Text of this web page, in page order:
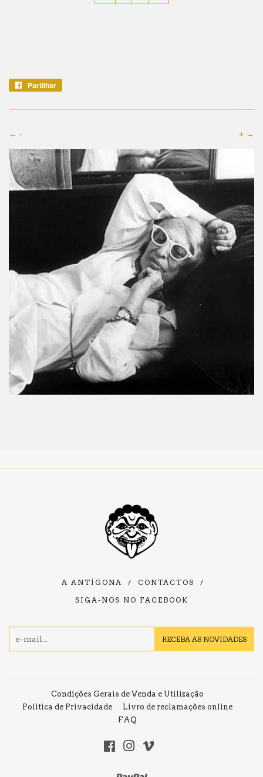
Partilhar
Facebook
← - + →
A ANTÍGONA / CONTACTOS /
SIGA-NOS NO FACEBOOK
RECEBA AS NOVIDADES
Condições Gerais de Venda e Utilização
Política de Privacidade
Livro de reclamações online
FAQ
FacebookInstagram
Vimeo